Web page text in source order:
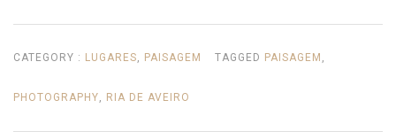
CATEGORY : LUGARES PAISAGEM TAGGED PAISAGEM
PHOTOGRAPHY RIA DE AVEIRO